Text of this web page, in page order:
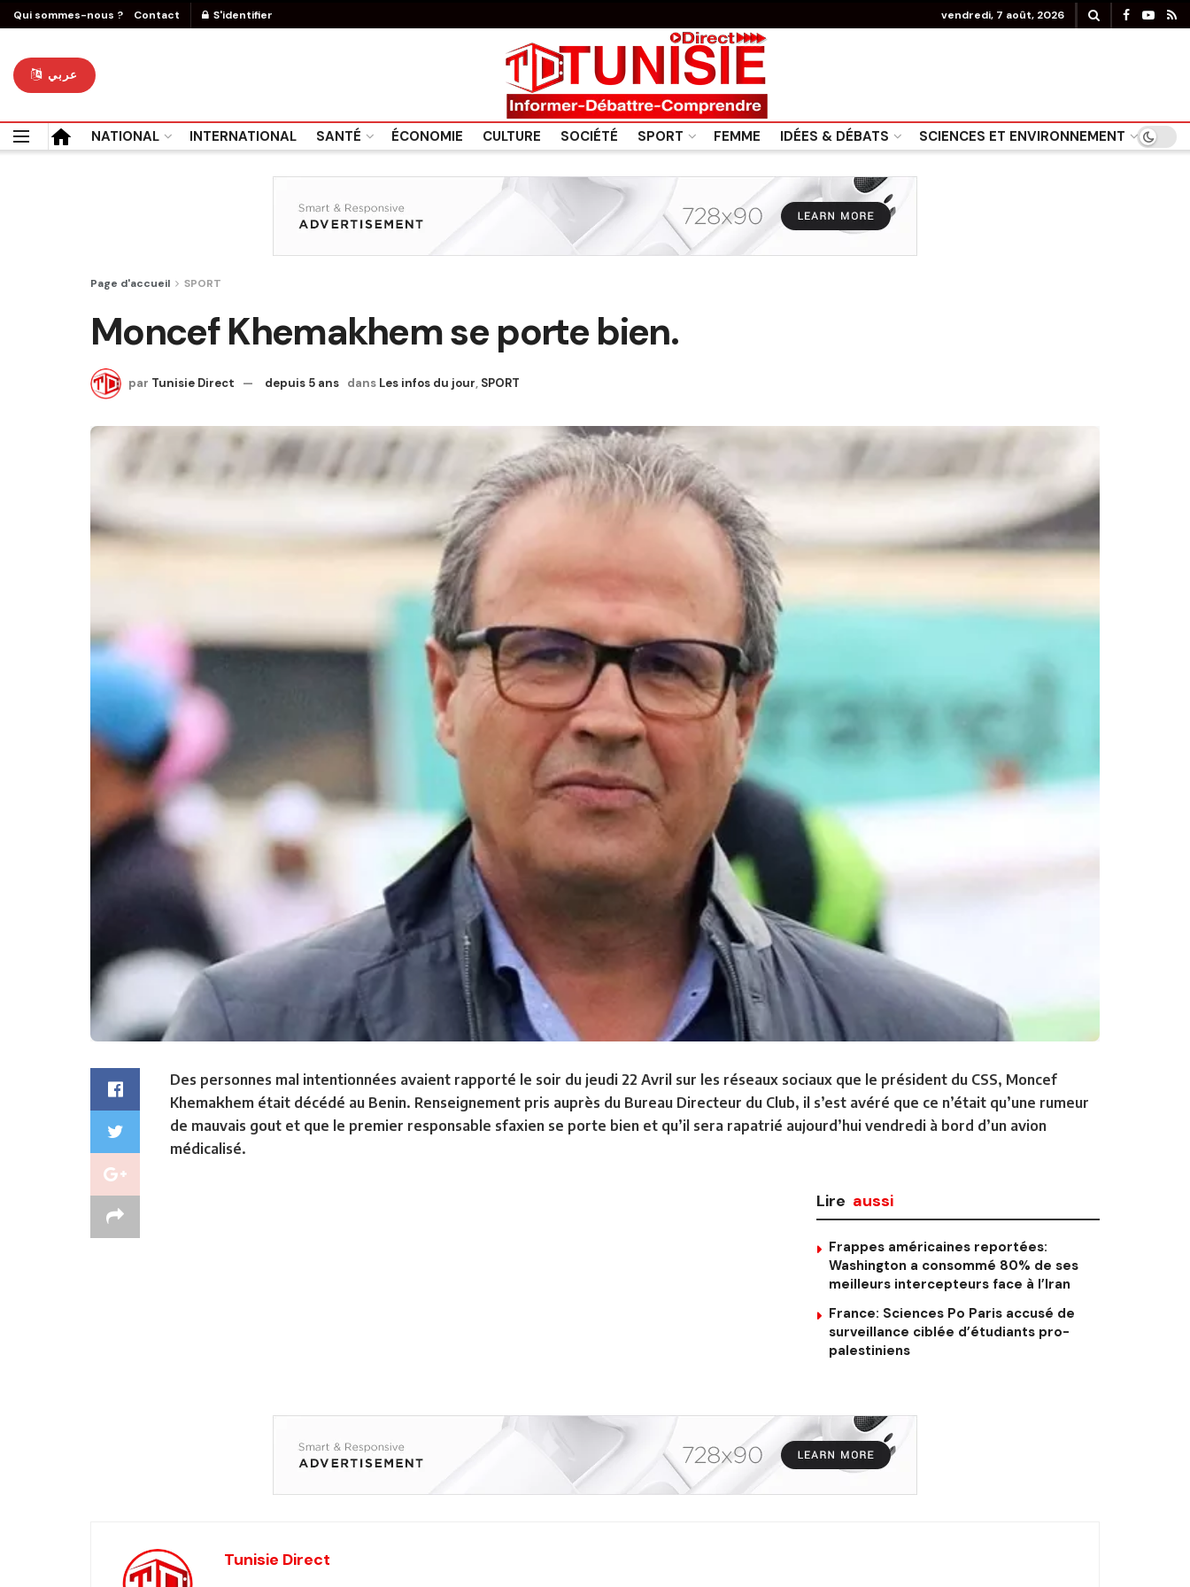
Qui sommes-nous ? Contact S'identifier vendredi, 7 août, 2026
عربي
NATIONAL INTERNATIONAL SANTÉ ÉCONOMIE CULTURE SOCIÉTÉ SPORT FEMME IDÉES & DÉBATS SCIENCES ET ENVIRONNEMENT
Page d'accueil SPORT
Moncef Khemakhem se porte bien.
par Tunisie Direct depuis 5 ans dans Les infos du jour, SPORT
Des personnes mal intentionnées avaient rapporté le soir du jeudi 22 Avril sur les réseaux sociaux que le président du CSS, Moncef
Khemakhem était décédé au Benin. Renseignement pris auprès du Bureau Directeur du Club, il s’est avéré que ce n’était qu’une rumeur
de mauvais gout et que le premier responsable sfaxien se porte bien et qu’il sera rapatrié aujourd’hui vendredi à bord d’un avion
médicalisé.
Lire aussi
Frappes américaines reportées:
Washington a consommé 80% de ses
meilleurs intercepteurs face à l’Iran
France: Sciences Po Paris accusé de
surveillance ciblée d’étudiants pro-
palestiniens
Tunisie Direct